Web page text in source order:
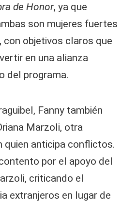
de Honor, ya que
son mujeres fuertes
con objetivos claros que
en una alianza
del programa.
Fanny también
Marzoli, otra
quien anticipa conflictos.
por el apoyo del
criticando el
extranjeros en lugar de